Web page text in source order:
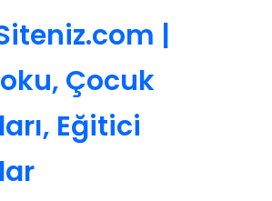
|
Çocuk
Eğitici